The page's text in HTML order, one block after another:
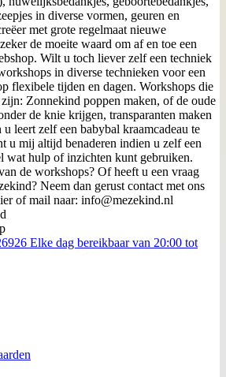
in diverse vormen, geuren en
met grote regelmaat nieuwe
de moeite waard om af en toe een
Wilt u toch liever zelf een techniek
in diverse technieken voor een
flexibele tijden en dagen. Workshops die
Zonnekind poppen maken, of de oude
de knie krijgen, transparanten maken
leert zelf een babybal kraamcadeau te
u mij altijd benaderen indien u zelf een
wat hulp of inzichten kunt gebruiken.
de workshops? Of heeft u een vraag
Neem dan gerust contact met ons
of mail naar: info@mezekind.nl
Elke dag bereikbaar van 20:00 tot